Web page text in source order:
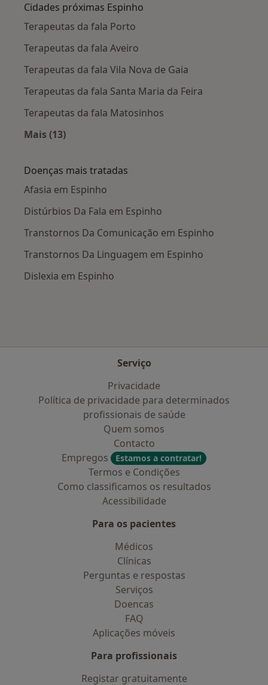
Cidades próximas Espinho
Terapeutas da fala Porto
Terapeutas da fala Aveiro
Terapeutas da fala Vila Nova de Gaia
Terapeutas da fala Santa Maria da Feira
Terapeutas da fala Matosinhos
Mais (13)
Doenças mais tratadas
Afasia em Espinho
Distúrbios Da Fala em Espinho
Transtornos Da Comunicação em Espinho
Transtornos Da Linguagem em Espinho
Dislexia em Espinho
Serviço
Privacidade
Política de privacidade para determinados
profissionais de saúde
Quem somos
Contacto
Empregos
Estamos a contratar!
Termos e Condições
Como classificamos os resultados
Acessibilidade
Para os pacientes
Médicos
Clínicas
Perguntas e respostas
Serviços
Doencas
FAQ
Aplicações móveis
Para profissionais
Registar gratuitamente